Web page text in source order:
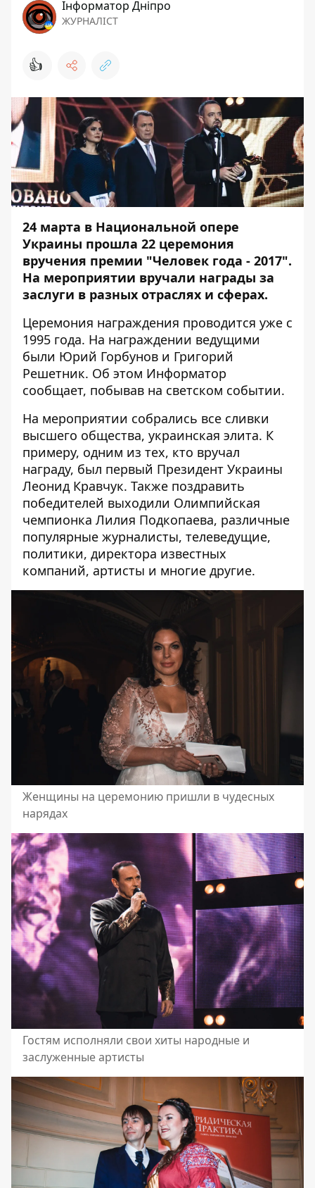
Інформатор Дніпро
ЖУРНАЛІСТ
👍
24 марта в Национальной опере
Украины прошла 22 церемония
вручения премии "Человек года - 2017".
На мероприятии вручали награды за
заслуги в разных отраслях и сферах.
Церемония награждения проводится уже с
1995 года. На награждении ведущими
были Юрий Горбунов и Григорий
Решетник. Об этом Информатор
сообщает, побывав на светском событии.
На мероприятии собрались все сливки
высшего общества, украинская элита. К
примеру, одним из тех, кто вручал
награду, был первый Президент Украины
Леонид Кравчук. Также поздравить
победителей выходили Олимпийская
чемпионка Лилия Подкопаева, различные
популярные журналисты, телеведущие,
политики, директора известных
компаний, артисты и многие другие.
Женщины на церемонию пришли в чудесных
нарядах
Гостям исполняли свои хиты народные и
заслуженные артисты